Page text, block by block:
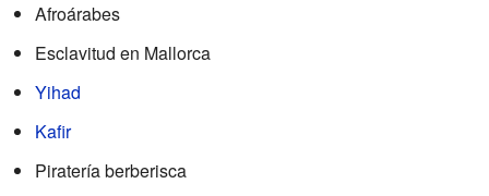
Afroárabes
Esclavitud en Mallorca
Yihad
Kafir
Piratería berberisca